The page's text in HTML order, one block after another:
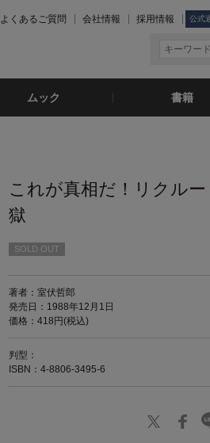
よくあるご質問 会社情報 採用情報 公式
ムック 書籍
これが真相だ！リクル
獄
SOLD OUT
著者：室伏哲郎
発売日：1988年12月1日
価格：418円(税込)
判型：
ISBN：4-8806-3495-6